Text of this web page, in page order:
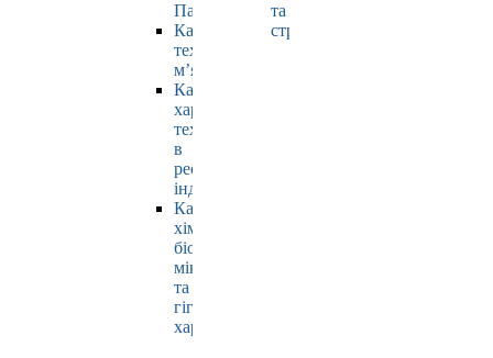
Павлюк
Кафедра
технології
м’яса
Кафедра
харчових
технологій
в
ресторанній
індустрії
Кафедра
хімії,
біохімії,
мікробіології
та
гігієни
харчування
та
страхування